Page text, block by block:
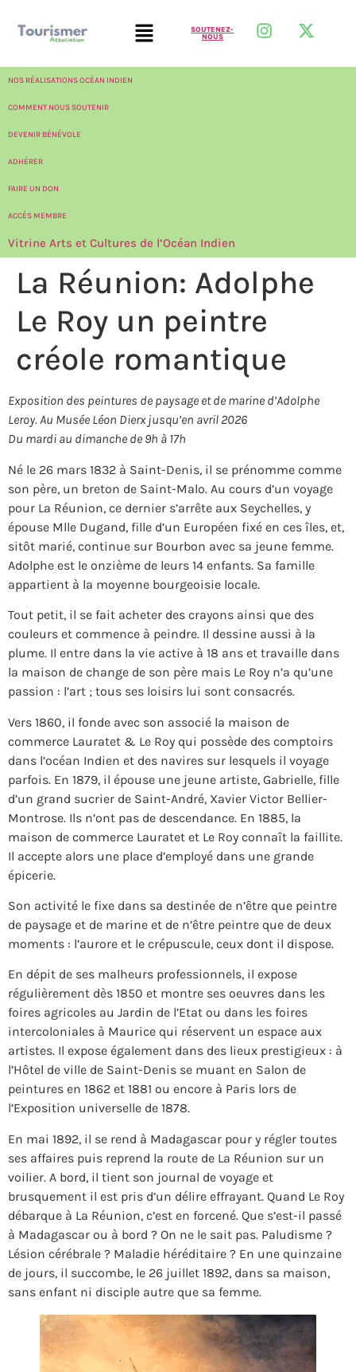
SOUTENEZ-
NOUS
NOS RÉALISATIONS OCÉAN INDIEN
COMMENT NOUS SOUTENIR
DEVENIR BÉNÉVOLE
ADHÉRER
FAIRE UN DON
ACCÈS MEMBRE
Vitrine Arts et Cultures de l’Océan Indien
La Réunion: Adolphe
Le Roy un peintre
créole romantique
Exposition des peintures de paysage et de marine d’Adolphe
Leroy. Au Musée Léon Dierx jusqu’en avril 2026
Du mardi au dimanche de 9h à 17h
Né le 26 mars 1832 à Saint-Denis, il se prénomme comme
son père, un breton de Saint-Malo. Au cours d’un voyage
pour La Réunion, ce dernier s’arrête aux Seychelles, y
épouse Mlle Dugand, fille d’un Européen fixé en ces îles, et,
sitôt marié, continue sur Bourbon avec sa jeune femme.
Adolphe est le onzième de leurs 14 enfants. Sa famille
appartient à la moyenne bourgeoisie locale.
Tout petit, il se fait acheter des crayons ainsi que des
couleurs et commence à peindre. Il dessine aussi à la
plume. Il entre dans la vie active à 18 ans et travaille dans
la maison de change de son père mais Le Roy n’a qu’une
passion : l’art ; tous ses loisirs lui sont consacrés.
Vers 1860, il fonde avec son associé la maison de
commerce Lauratet & Le Roy qui possède des comptoirs
dans l’océan Indien et des navires sur lesquels il voyage
parfois. En 1879, il épouse une jeune artiste, Gabrielle, fille
d’un grand sucrier de Saint-André, Xavier Victor Bellier-
Montrose. Ils n’ont pas de descendance. En 1885, la
maison de commerce Lauratet et Le Roy connaît la faillite.
Il accepte alors une place d’employé dans une grande
épicerie.
Son activité le fixe dans sa destinée de n’être que peintre
de paysage et de marine et de n’être peintre que de deux
moments : l’aurore et le crépuscule, ceux dont il dispose.
En dépit de ses malheurs professionnels, il expose
régulièrement dès 1850 et montre ses oeuvres dans les
foires agricoles au Jardin de l’Etat ou dans les foires
intercoloniales à Maurice qui réservent un espace aux
artistes. Il expose également dans des lieux prestigieux : à
l’Hôtel de ville de Saint-Denis se muant en Salon de
peintures en 1862 et 1881 ou encore à Paris lors de
l’Exposition universelle de 1878.
En mai 1892, il se rend à Madagascar pour y régler toutes
ses affaires puis reprend la route de La Réunion sur un
voilier. A bord, il tient son journal de voyage et
brusquement il est pris d’un délire effrayant. Quand Le Roy
débarque à La Réunion, c’est en forcené. Que s’est-il passé
à Madagascar ou à bord ? On ne le sait pas. Paludisme ?
Lésion cérébrale ? Maladie héréditaire ? En une quinzaine
de jours, il succombe, le 26 juillet 1892, dans sa maison,
sans enfant ni disciple autre que sa femme.